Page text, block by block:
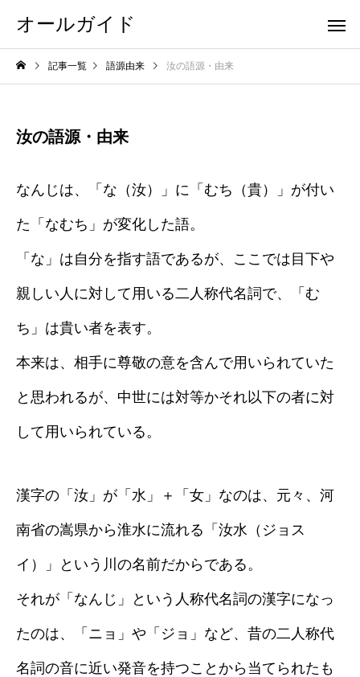
オールガイド
記事一覧 語源由来 汝の語源・由来
汝の語源・由来
なんじは、「な（汝）」に「むち（貴）」が付い
た「なむち」が変化した語。
「な」は自分を指す語であるが、ここでは目下や
親しい人に対して用いる二人称代名詞で、「む
ち」は貴い者を表す。
本来は、相手に尊敬の意を含んで用いられていた
と思われるが、中世には対等かそれ以下の者に対
して用いられている。
漢字の「汝」が「水」＋「女」なのは、元々、河
南省の嵩県から淮水に流れる「汝水（ジョス
イ）」という川の名前だからである。
それが「なんじ」という人称代名詞の漢字になっ
たのは、「ニョ」や「ジョ」など、昔の二人称代
名詞の音に近い発音を持つことから当てられたも